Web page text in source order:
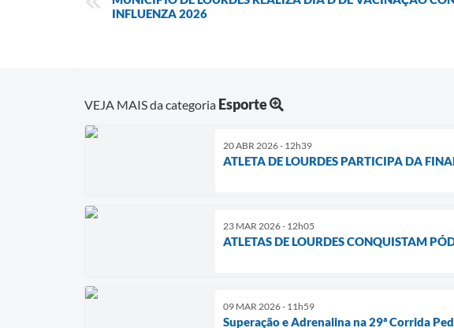
INFLUENZA 2026
VEJA MAIS da categoria Esporte
20 ABR 2026 - 12h39
ATLETA DE LOURDES PARTICIPA DA
23 MAR 2026 - 12h05
ATLETAS DE LOURDES CONQUISTAM
09 MAR 2026 - 11h59
Superação e Adrenalina na 29ª Corrida